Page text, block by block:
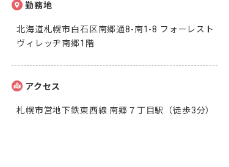
勤務地
北海道札幌市白石区南郷通8-南1-8 フォーレスト
ヴィレッヂ南郷1階
アクセス
札幌市営地下鉄東西線 南郷７丁目駅（徒歩3分）